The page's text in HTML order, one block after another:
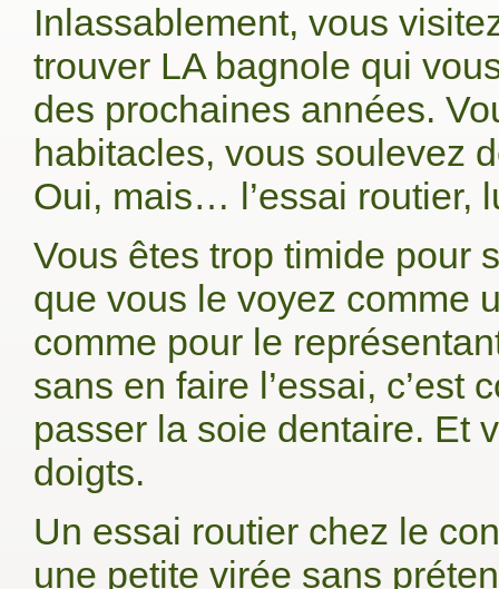
Inlassablement, vous
trouver LA bagnole qui
des prochaines années.
habitacles, vous soulevez
Oui, mais… l’essai routier,
Vous êtes trop timide pour
que vous le voyez comme
comme pour le
sans en faire l’essai, c’est
passer la soie dentaire. Et
doigts.
Un essai routier chez le
une petite virée sans